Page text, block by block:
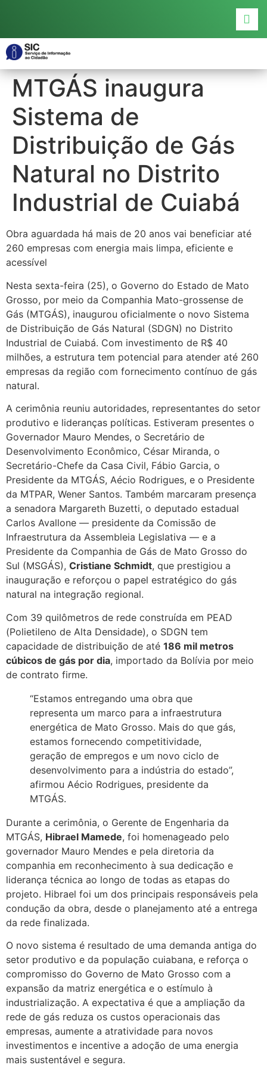
MTGÁS inaugura
Sistema de
Distribuição de Gás
Natural no Distrito
Industrial de Cuiabá
Obra aguardada há mais de 20 anos vai beneficiar até
260 empresas com energia mais limpa, eficiente e
acessível
Nesta sexta-feira (25), o Governo do Estado de Mato
Grosso, por meio da Companhia Mato-grossense de
Gás (MTGÁS), inaugurou oficialmente o novo Sistema
de Distribuição de Gás Natural (SDGN) no Distrito
Industrial de Cuiabá. Com investimento de R$ 40
milhões, a estrutura tem potencial para atender até 260
empresas da região com fornecimento contínuo de gás
natural.
A cerimônia reuniu autoridades, representantes do setor
produtivo e lideranças políticas. Estiveram presentes o
Governador Mauro Mendes, o Secretário de
Desenvolvimento Econômico, César Miranda, o
Secretário-Chefe da Casa Civil, Fábio Garcia, o
Presidente da MTGÁS, Aécio Rodrigues, e o Presidente
da MTPAR, Wener Santos. Também marcaram presença
a senadora Margareth Buzetti, o deputado estadual
Carlos Avallone — presidente da Comissão de
Infraestrutura da Assembleia Legislativa — e a
Presidente da Companhia de Gás de Mato Grosso do
Sul (MSGÁS), Cristiane Schmidt, que prestigiou a
inauguração e reforçou o papel estratégico do gás
natural na integração regional.
Com 39 quilômetros de rede construída em PEAD
(Polietileno de Alta Densidade), o SDGN tem
capacidade de distribuição de até 186 mil metros
cúbicos de gás por dia, importado da Bolívia por meio
de contrato firme.
“Estamos entregando uma obra que
representa um marco para a infraestrutura
energética de Mato Grosso. Mais do que gás,
estamos fornecendo competitividade,
geração de empregos e um novo ciclo de
desenvolvimento para a indústria do estado”,
afirmou Aécio Rodrigues, presidente da
MTGÁS.
Durante a cerimônia, o Gerente de Engenharia da
MTGÁS, Hibrael Mamede, foi homenageado pelo
governador Mauro Mendes e pela diretoria da
companhia em reconhecimento à sua dedicação e
liderança técnica ao longo de todas as etapas do
projeto. Hibrael foi um dos principais responsáveis pela
condução da obra, desde o planejamento até a entrega
da rede finalizada.
O novo sistema é resultado de uma demanda antiga do
setor produtivo e da população cuiabana, e reforça o
compromisso do Governo de Mato Grosso com a
expansão da matriz energética e o estímulo à
industrialização. A expectativa é que a ampliação da
rede de gás reduza os custos operacionais das
empresas, aumente a atratividade para novos
investimentos e incentive a adoção de uma energia
mais sustentável e segura.